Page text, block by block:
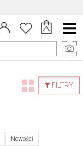
Menu
główne
FILTRY
Nowości